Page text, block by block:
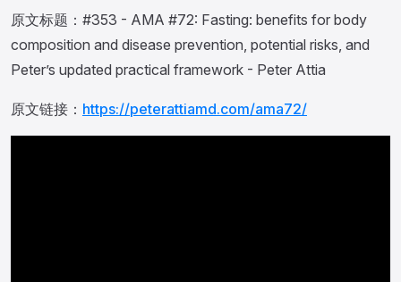
原文标题：#353 - AMA #72: Fasting: benefits for body
composition and disease prevention, potential risks, and
Peter’s updated practical framework - Peter Attia
原文链接： https://peterattiamd.com/ama72/